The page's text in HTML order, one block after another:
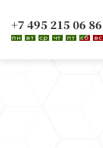
+7 495 215 06 86
пн вт ср чт пт сб вс